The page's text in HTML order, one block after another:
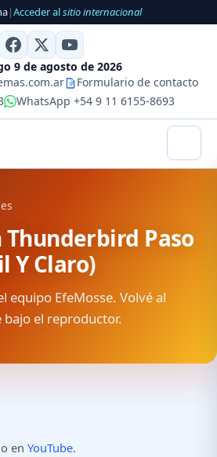
|Acceder alsitio internacional
9 de agosto de 2026
Formulario de contacto
WhatsApp +54 9 11 6155-8693
Thunderbird Paso
Y Claro)
equipo EfeMosse. Volvé al
bajo el reproductor.
en YouTube.